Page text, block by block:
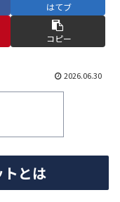
はてブ
コピー
2026.06.30
トとは